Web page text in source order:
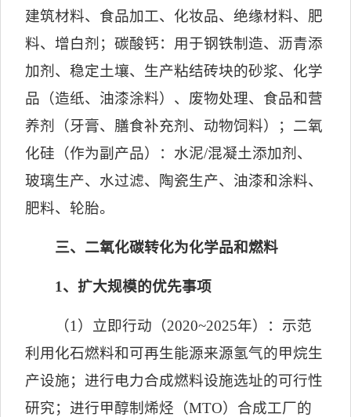
建筑材料、食品加工、化妆品、绝缘材料、肥
料、增白剂；碳酸钙：用于钢铁制造、沥青添
加剂、稳定土壤、生产粘结砖块的砂浆、化学
品（造纸、油漆涂料）、废物处理、食品和营
养剂（牙膏、膳食补充剂、动物饲料）；二氧
化硅（作为副产品）：水泥/混凝土添加剂、
玻璃生产、水过滤、陶瓷生产、油漆和涂料、
肥料、轮胎。
三、二氧化碳转化为化学品和燃料
1、扩大规模的优先事项
（1 ）立即行动（2020~2025年）：示范
利用化石燃料和可再生能源来源氢气的甲烷生
产设施；进行电力合成燃料设施选址的可行性
研究；进行甲醇制烯烃（MTO）合成工厂的